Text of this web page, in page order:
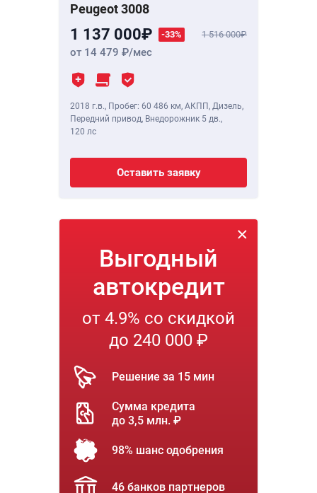
Peugeot 3008
1 137 000 -33% 1 516 000
от 14 479 /мес
2018 г.в., Пробег: 60 486 км, АКПП, Дизель,
Передний привод, Внедорожник 5 дв.,
120 лс
Оставить заявку
Выгодный
автокредит
от 4.9% со скидкой
до 240 000 ₽
Решение за 15 мин
Сумма кредита
до 3,5 млн. ₽
98% шанс одобрения
46 банков партнеров